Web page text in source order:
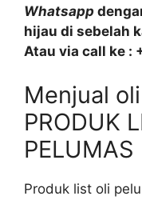
Whatsapp
hijau di sebelah
Atau via call ke :
Menjual
PRODUK
PELUMAS
Produk list oli